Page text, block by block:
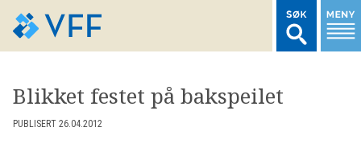
LOGG INN MEDLEMSNETT
Blikket festet på bakspeilet
PUBLISERT 26.04.2012